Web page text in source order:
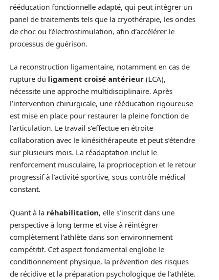
rééducation fonctionnelle adapté, qui peut intégrer un
panel de traitements tels que la cryothérapie, les ondes
de choc ou l’électrostimulation, afin d’accélérer le
processus de guérison.
La reconstruction ligamentaire, notamment en cas de
rupture du ligament croisé antérieur (LCA),
nécessite une approche multidisciplinaire. Après
l’intervention chirurgicale, une rééducation rigoureuse
est mise en place pour restaurer la pleine fonction de
l’articulation. Le travail s’effectue en étroite
collaboration avec le kinésithérapeute et peut s’étendre
sur plusieurs mois. La réadaptation inclut le
renforcement musculaire, la proprioception et le retour
progressif à l’activité sportive, sous contrôle médical
constant.
Quant à la réhabilitation, elle s’inscrit dans une
perspective à long terme et vise à réintégrer
complètement l’athlète dans son environnement
compétitif. Cet aspect fondamental englobe le
conditionnement physique, la prévention des risques
de récidive et la préparation psychologique de l’athlète.